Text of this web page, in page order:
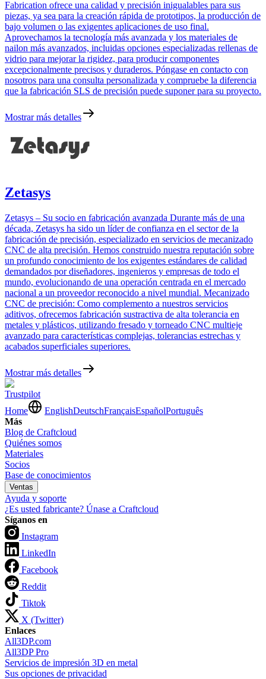
Fabrication ofrece una calidad y precisión inigualables para sus
piezas, ya sea para la creación rápida de prototipos, la producción de
bajo volumen o las exigentes aplicaciones de uso final.
Aprovechamos la tecnología más avanzada y los materiales de
nailon más avanzados, incluidas opciones especializadas rellenas de
vidrio para mejorar la rigidez, para producir componentes
excepcionalmente precisos y duraderos. Póngase en contacto con
nosotros para una consulta personalizada y compruebe la diferencia
que la fabricación SLS de precisión puede suponer para su proyecto.
Mostrar más detalles
Zetasys
Zetasys – Su socio en fabricación avanzada Durante más de una
década, Zetasys ha sido un líder de confianza en el sector de la
fabricación de precisión, especializado en servicios de mecanizado
CNC de alta precisión. Hemos construido nuestra reputación sobre
un profundo conocimiento de los exigentes estándares de calidad
demandados por diseñadores, ingenieros y empresas de todo el
mundo, evolucionando de una operación centrada en el mercado
nacional a un proveedor reconocido a nivel mundial. Mecanizado
CNC de precisión: Como complemento a nuestros servicios
aditivos, ofrecemos fabricación sustractiva de alta tolerancia en
metales y plásticos, utilizando fresado y torneado CNC multieje
avanzado para características complejas, tolerancias estrechas y
acabados superficiales superiores.
Mostrar más detalles
Trustpilot
Home
EnglishDeutschFrançaisEspañolPortuguês
Más
Blog de Craftcloud
Quiénes somos
Materiales
Socios
Base de conocimientos
Ventas
Ayuda y soporte
¿Es usted fabricante? Únase a Craftcloud
Síganos en
Instagram
LinkedIn
Facebook
Reddit
Tiktok
X (Twitter)
Enlaces
All3DP.com
All3DP Pro
Servicios de impresión 3D en metal
Sus opciones de privacidad